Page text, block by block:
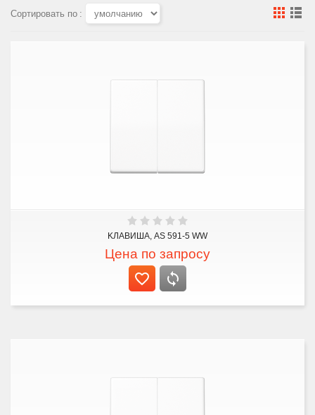
Сортировать по :
KЛАВИША, AS 591-5 WW
Цена по запросу